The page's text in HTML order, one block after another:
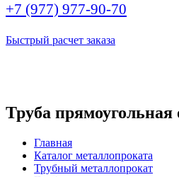
+7 (977) 977-90-70
Быстрый расчет заказа
Труба прямоугольная
Главная
Каталог металлопроката
Трубный металлопрокат